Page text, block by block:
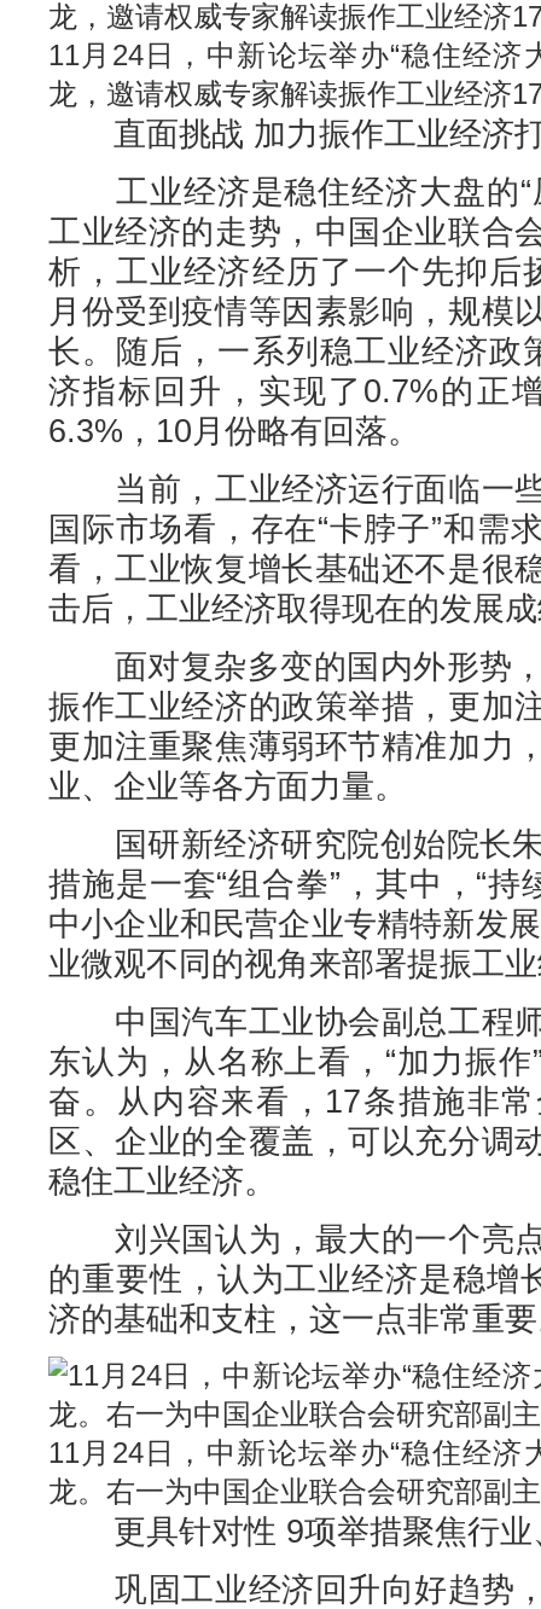
11月24日，中新论坛举办“稳住经济
龙，邀请权威专家解读振作工业经济
直面挑战 加力振作工业经济打
工业经济是稳住经济大盘的“
工业经济的走势，中国企业联合
析，工业经济经历了一个先抑后
月份受到疫情等因素影响，规模
长。随后，一系列稳工业经济政
济指标回升，实现了0.7%的正
6.3%，10月份略有回落。
当前，工业经济运行面临一
国际市场看，存在“卡脖子”和需
看，工业恢复增长基础还不是很
击后，工业经济取得现在的发展
面对复杂多变的国内外形势，
振作工业经济的政策举措，更加
更加注重聚焦薄弱环节精准加力
业、企业等各方面力量。
国研新经济研究院创始院长朱
措施是一套“组合拳”，其中，“持
中小企业和民营企业专精特新发
业微观不同的视角来部署提振工
中国汽车工业协会副总工程
东认为，从名称上看，“加力振
奋。从内容来看，17条措施非
区、企业的全覆盖，可以充分调
稳住工业经济。
刘兴国认为，最大的一个亮
的重要性，认为工业经济是稳增
济的基础和支柱，这一点非常重
11月24日，中新论坛举办“稳住经济
龙。右一为中国企业联合会研究部副
更具针对性 9项举措聚焦行业
巩固工业经济回升向好趋势